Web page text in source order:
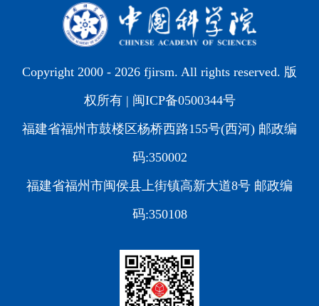
Copyright 2000 - 2026 fjirsm. All rights reserved. 版
权所有 | 闽ICP备0500344号
福建省福州市鼓楼区杨桥西路155号(西河) 邮政编
码:350002
福建省福州市闽侯县上街镇高新大道8号 邮政编
码:350108